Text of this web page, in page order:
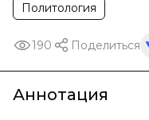
Политология
190 Поделиться
Аннотация